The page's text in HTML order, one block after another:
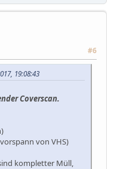
#6
19:08:43
Coverscan.
von VHS)
kompletter Müll,